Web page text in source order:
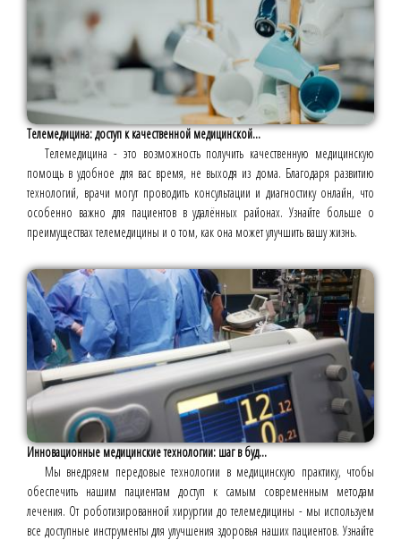
Телемедицина: доступ к качественной медицинской...
Телемедицина - это возможность получить качественную медицинскую
помощь в удобное для вас время, не выходя из дома. Благодаря развитию
технологий, врачи могут проводить консультации и диагностику онлайн, что
особенно важно для пациентов в удалённых районах. Узнайте больше о
преимуществах телемедицины и о том, как она может улучшить вашу жизнь.
Инновационные медицинские технологии: шаг в буд...
Мы внедряем передовые технологии в медицинскую практику, чтобы
обеспечить нашим пациентам доступ к самым современным методам
лечения. От роботизированной хирургии до телемедицины - мы используем
все доступные инструменты для улучшения здоровья наших пациентов. Узнайте